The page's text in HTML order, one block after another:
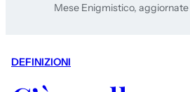
Mese Enigmistico,
DEFINIZIONI